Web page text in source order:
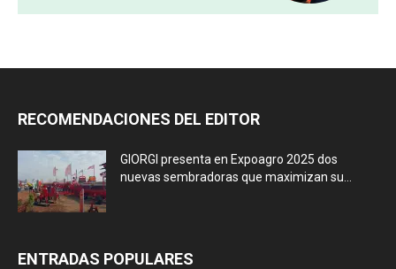
RECOMENDACIONES DEL EDITOR
GIORGI presenta en Expoagro 2025 dos
nuevas sembradoras que maximizan su...
ENTRADAS POPULARES